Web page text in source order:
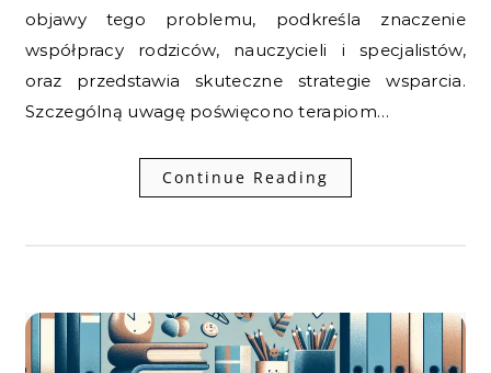
objawy tego problemu, podkreśla znaczenie
współpracy rodziców, nauczycieli i specjalistów,
oraz przedstawia skuteczne strategie wsparcia.
Szczególną uwagę poświęcono terapiom…
Continue Reading